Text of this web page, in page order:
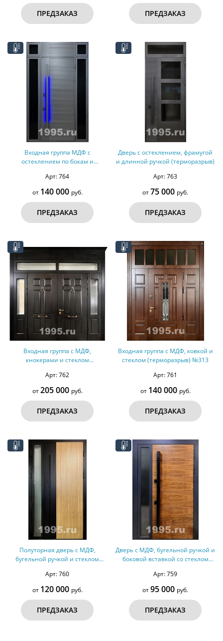
ПРЕДЗАКАЗ ПРЕДЗАКАЗ
Входная группа МДФ с
остеклением по бокам и
Арт: 764
от 140 000 руб.
ПРЕДЗАКАЗ
Дверь с остеклением, фрамугой
и длинной ручкой (терморазрыв)
Арт: 763
от75 000 руб.
ПРЕДЗАКАЗ
Входная группа с МДФ,
кнокерами и стеклом
Арт: 762
от205 000 руб.
ПРЕДЗАКАЗ
Входная группа с МДФ, ковкой и
стеклом (терморазрыв) №313
Арт: 761
от 140 000 руб.
ПРЕДЗАКАЗ
Полуторная дверь с МДФ,
бугельной ручкой и стеклом
Арт: 760
от 120 000 руб.
ПРЕДЗАКАЗ
Дверь с МДФ, бугельной ручкой и
боковой вставкой со стеклом
Арт: 759
от95 000 руб.
ПРЕДЗАКАЗ